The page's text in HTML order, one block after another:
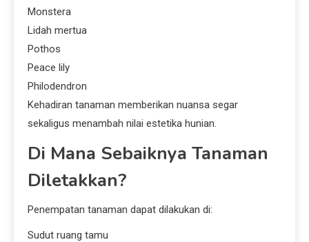
Monstera
Lidah mertua
Pothos
Peace lily
Philodendron
Kehadiran tanaman memberikan nuansa segar
sekaligus menambah nilai estetika hunian.
Di Mana Sebaiknya Tanaman
Diletakkan?
Penempatan tanaman dapat dilakukan di:
Sudut ruang tamu